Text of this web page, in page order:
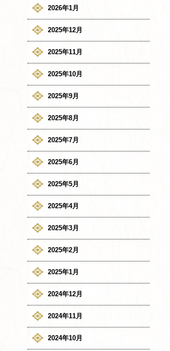
2026年1月
2025年12月
2025年11月
2025年10月
2025年9月
2025年8月
2025年7月
2025年6月
2025年5月
2025年4月
2025年3月
2025年2月
2025年1月
2024年12月
2024年11月
2024年10月